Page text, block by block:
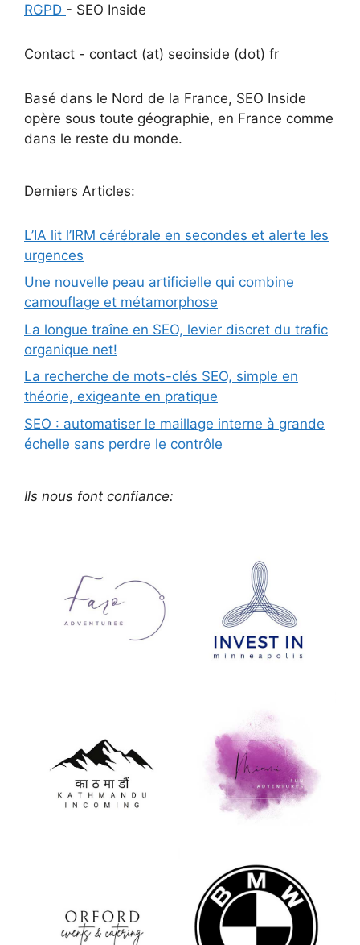
RGPD - SEO Inside
Contact - contact (at) seoinside (dot) fr
Basé dans le Nord de la France, SEO Inside
opère sous toute géographie, en France comme
dans le reste du monde.
Derniers Articles:
L’IA lit l’IRM cérébrale en secondes et alerte les
urgences
Une nouvelle peau artificielle qui combine
camouflage et métamorphose
La longue traîne en SEO, levier discret du trafic
organique net!
La recherche de mots-clés SEO, simple en
théorie, exigeante en pratique
SEO : automatiser le maillage interne à grande
échelle sans perdre le contrôle
Ils nous font confiance: